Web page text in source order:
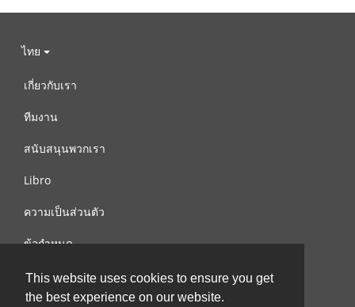
This website uses cookies to ensure you get
the best experience on our website.
ไทย
เกี่ยวกับเรา
ทีมงาน
สนับสนุนพวกเรา
Libro
ความเป็นส่วนตัว
ข้อกำหนด
ติดต่อเรา